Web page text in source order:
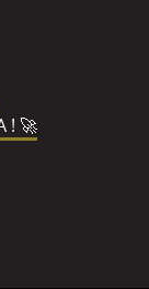
! 🚀